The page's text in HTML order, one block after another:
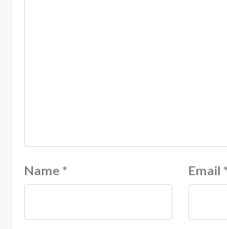
Name * Email *